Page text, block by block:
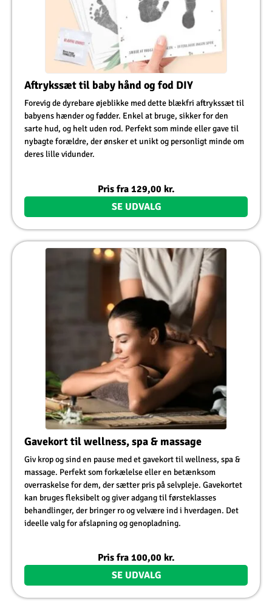
Aftrykssæt til baby hånd og fod DIY
Forevig de dyrebare øjeblikke med dette blækfri aftrykssæt til
babyens hænder og fødder. Enkel at bruge, sikker for den
sarte hud, og helt uden rod. Perfekt som minde eller gave til
nybagte forældre, der ønsker et unikt og personligt minde om
deres lille vidunder.
Pris fra 129,00 kr.
SE UDVALG
Gavekort til wellness, spa & massage
Giv krop og sind en pause med et gavekort til wellness, spa &
massage. Perfekt som forkælelse eller en betænksom
overraskelse for dem, der sætter pris på selvpleje. Gavekortet
kan bruges fleksibelt og giver adgang til førsteklasses
behandlinger, der bringer ro og velvære ind i hverdagen. Det
ideelle valg for afslapning og genopladning.
Pris fra 100,00 kr.
SE UDVALG